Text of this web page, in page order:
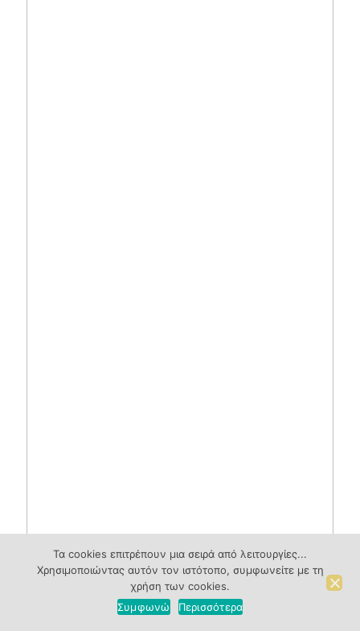
Τα cookies επιτρέπουν μια σειρά από λειτουργίες...
Χρησιμοποιώντας αυτόν τον ιστότοπο, συμφωνείτε με τη
χρήση των cookies.
Συμφωνώ
Περισσότερα